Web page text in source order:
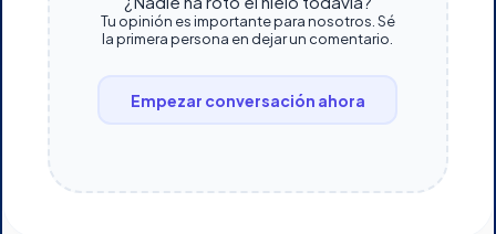
Tu opinión es importante para nosotros. Sé
la primera persona en dejar un comentario.
Empezar conversación ahora